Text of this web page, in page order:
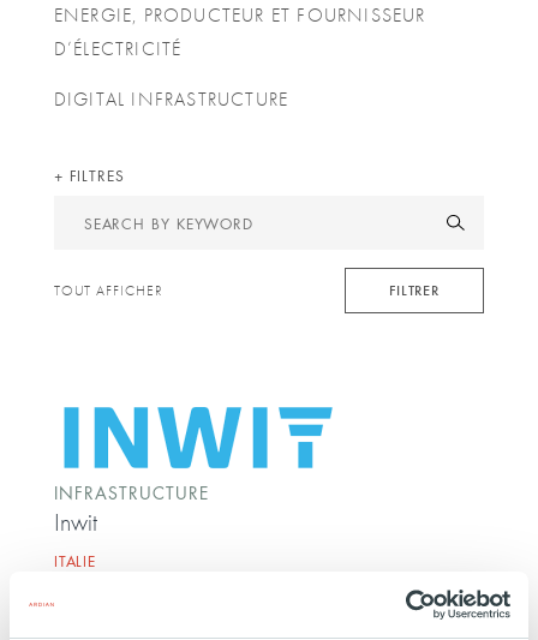
ENERGIE, PRODUCTEUR ET FOURNISSEUR
D’ÉLECTRICITÉ
DIGITAL INFRASTRUCTURE
FILTRES
Search
keyword
FILTRER
TOUT AFFICHER
INFRASTRUCTURE
Inwit
ITALIE